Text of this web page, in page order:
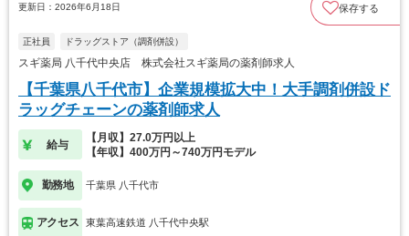
更新日：2026年6月18日 保存する
正社員 ドラッグストア（調剤併設）
スギ薬局 八千代中央店 株式会社スギ薬局の薬剤師求人
【千葉県八千代市】企業規模拡大中！大手調剤併設ド
ラッグチェーンの薬剤師求人
給与
【月収】27.0万円以上
【年収】400万円～740万円モデル
勤務地 千葉県 八千代市
アクセス 東葉高速鉄道 八千代中央駅